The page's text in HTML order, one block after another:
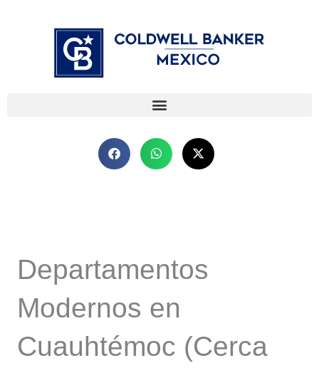
Departamentos
Modernos en
Cuauhtémoc (Cerca